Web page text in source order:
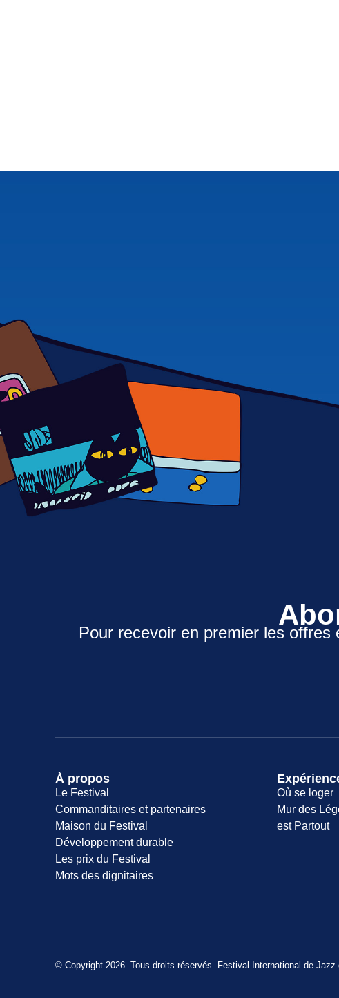
Pour recevoir en premier les
À propos
Le Festival
Commanditaires et partenaires
Maison du Festival
Développement durable
Les prix du Festival
Mots des dignitaires
Où se loger
Mur des
est Partout
© Copyright 2026. Tous droits réservés. Festival International de Jazz